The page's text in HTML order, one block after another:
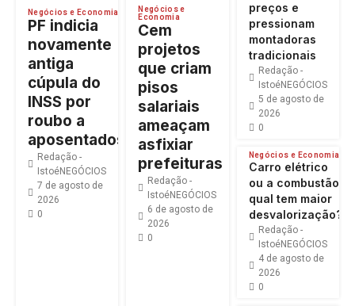
Negócios e Economia
PF indicia
novamente
antiga
cúpula do
INSS por
roubo a
aposentados
Redação -
IstoéNEGÓCIOS
7 de agosto de
2026
0
Negócios e
Economia
Cem
projetos
que criam
pisos
salariais
ameaçam
asfixiar
prefeituras
Redação -
IstoéNEGÓCIOS
6 de agosto de
2026
0
preços e
pressionam
montadoras
tradicionais
Redação -
IstoéNEGÓCIOS
5 de agosto de
2026
0
Negócios e Economia
Carro elétrico
ou a combustão:
qual tem maior
desvalorização?
Redação -
IstoéNEGÓCIOS
4 de agosto de
2026
0